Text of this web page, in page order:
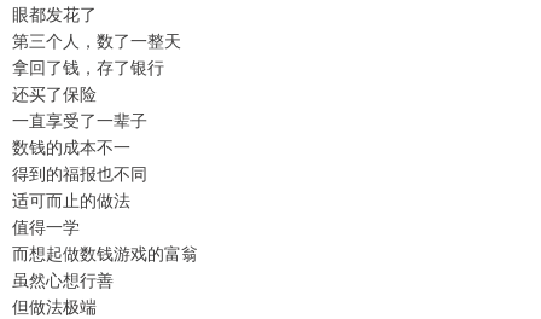
眼都发花了
第三个人，数了一整天
拿回了钱，存了银行
还买了保险
一直享受了一辈子
数钱的成本不一
得到的福报也不同
适可而止的做法
值得一学
而想起做数钱游戏的富翁
虽然心想行善
但做法极端